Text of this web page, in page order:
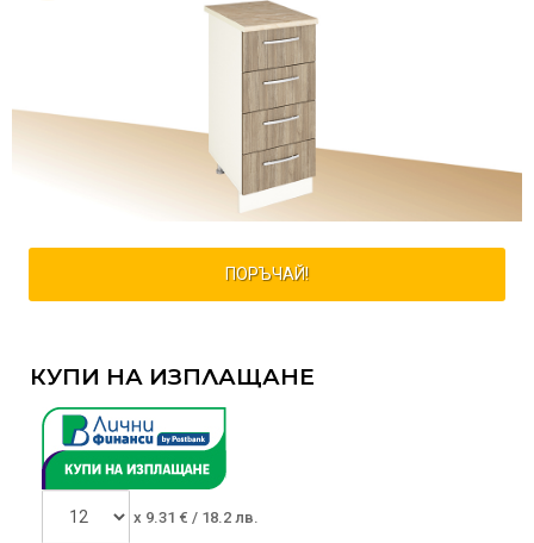
ПОРЪЧАЙ!
КУПИ НА ИЗПЛАЩАНЕ
x 9.31 € / 18.2 лв.